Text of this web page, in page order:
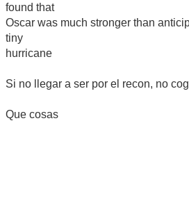
found that
Oscar was much stronger than
tiny
hurricane
Si no llegar a ser por el recon, no
Que cosas